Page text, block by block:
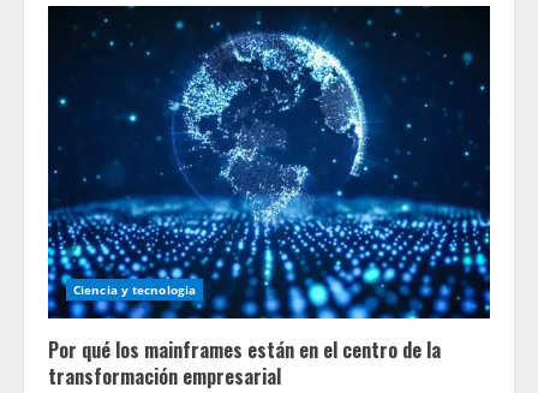
Ciencia y tecnologia
Por qué los mainframes están en el centro de la
transformación empresarial